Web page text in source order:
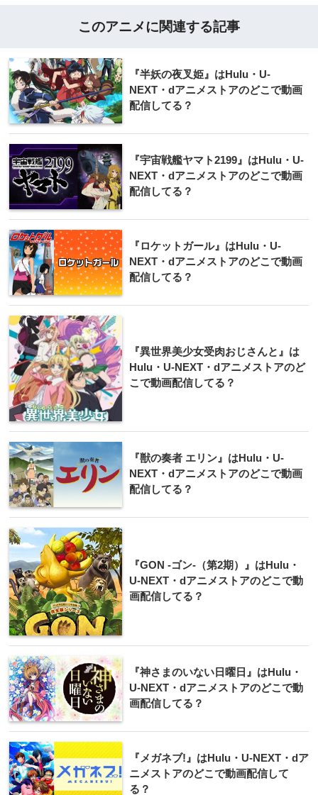
このアニメに関連する記事
『半妖の夜叉姫』はHulu・U-
NEXT・dアニメストアのどこで動画
配信してる？
『宇宙戦艦ヤマト2199』はHulu・U-
NEXT・dアニメストアのどこで動画
配信してる？
『ロケットガール』はHulu・U-
NEXT・dアニメストアのどこで動画
配信してる？
『異世界美少女受肉おじさんと』は
Hulu・U-NEXT・dアニメストアのど
こで動画配信してる？
『獣の奏者 エリン』はHulu・U-
NEXT・dアニメストアのどこで動画
配信してる？
『GON -ゴン-（第2期）』はHulu・
U-NEXT・dアニメストアのどこで動
画配信してる？
『神さまのいない日曜日』はHulu・
U-NEXT・dアニメストアのどこで動
画配信してる？
『メガネブ!』はHulu・U-NEXT・dア
ニメストアのどこで動画配信して
る？